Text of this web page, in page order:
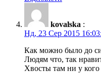
kovalska :
Нд, 23 Сер 2015
Как можно было до
Людям что, так
Хвосты там ни у